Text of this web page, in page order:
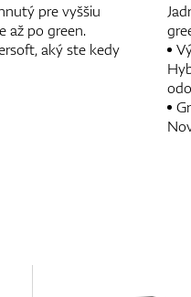
pre vyššiu
až po green.
aký ste kedy